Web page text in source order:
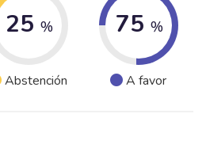
25 %
Abstención
75 %
A favor